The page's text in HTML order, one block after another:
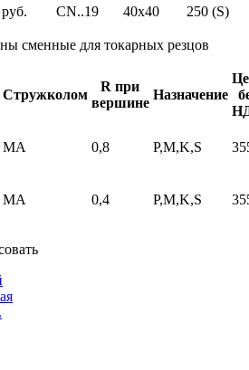
CN..19 40x40 250 (S)
сменные для токарных резцов
Стружколом
R при
вершине
Назначение
MA 0,8 P,M,K,S
MA 0,4 P,M,K,S